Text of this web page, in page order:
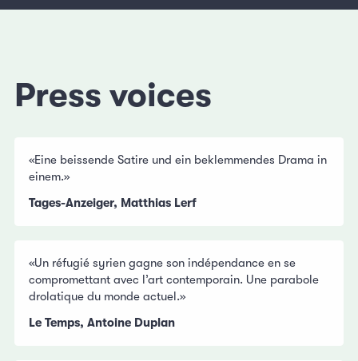
Press voices
«Eine beissende Satire und ein beklemmendes Drama in
einem.»
Tages-Anzeiger, Matthias Lerf
«Un réfugié syrien gagne son indépendance en se
compromettant avec l’art contemporain. Une parabole
drolatique du monde actuel.»
Le Temps, Antoine Duplan